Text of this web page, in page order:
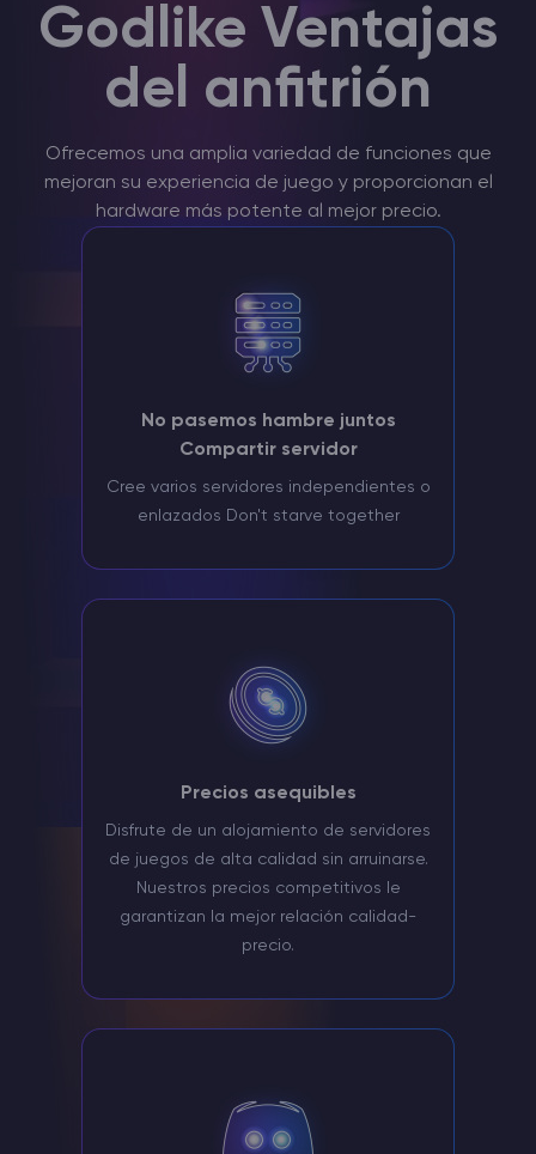
Godlike Ventajas
del anfitrión
Ofrecemos una amplia variedad de funciones que
mejoran su experiencia de juego y proporcionan el
hardware más potente al mejor precio.
No pasemos hambre juntos
Compartir servidor
Cree varios servidores independientes o
enlazados Don't starve together
Precios asequibles
Disfrute de un alojamiento de servidores
de juegos de alta calidad sin arruinarse.
Nuestros precios competitivos le
garantizan la mejor relación calidad-
precio.